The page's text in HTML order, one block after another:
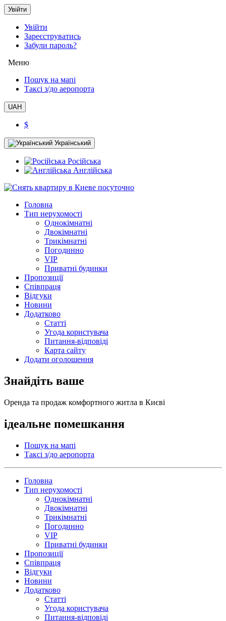
Увійти
Увійти
Зареєструватись
Забули пароль?
Меню
Пошук на мапі
Таксi з/до аеропорта
UAH
$
Український
Російська
Англійська
Головна
Тип нерухомості
Однокімнатні
Двокімнатні
Трикімнатні
Погодинно
VIP
Приватні будинки
Пропозиції
Співпраця
Відгуки
Новини
Додатково
Статті
Угода користувача
Питання-відповіді
Карта сайту
Додати оголошення
Знайдіть ваше
Оренда та продаж комфортного житла в Києві
ідеальне помешкання
Пошук на мапі
Таксi з/до аеропорта
Головна
Тип нерухомості
Однокімнатні
Двокімнатні
Трикімнатні
Погодинно
VIP
Приватні будинки
Пропозиції
Співпраця
Відгуки
Новини
Додатково
Статті
Угода користувача
Питання-відповіді